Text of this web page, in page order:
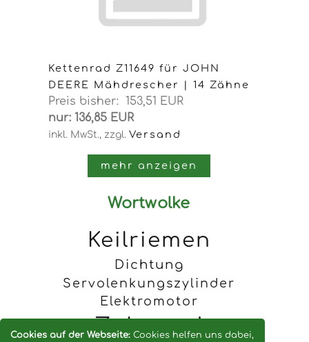
Cookies auf der Webseite:Cookies helfen uns dabei,
Kettenrad Z11649 für JOHN
DEERE Mähdrescher | 14 Zähne
Preis bisher: 153,51 EUR
nur: 136,85 EUR
inkl. MwSt., zzgl. Versand
mehr anzeigen
Wortwolke
Keilriemen
Dichtung
Servolenkungszylinder
Elektromotor
Zahnrad